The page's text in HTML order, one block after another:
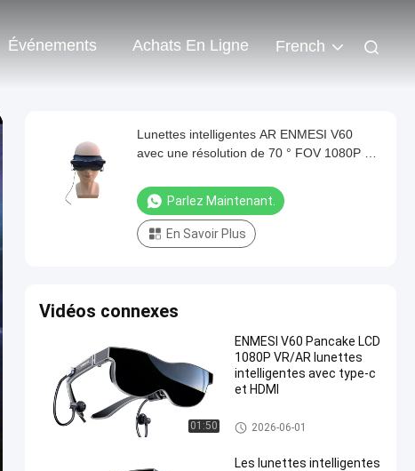
Événements Achats En Ligne French
Lunettes intelligentes AR ENMESI V60
avec une résolution de 70 ° FOV 1080P et
connectivité USB-C
Parlez Maintenant.
En Savoir Plus
Vidéos connexes
01:50
ENMESI V60 Pancake LCD
1080P VR/AR lunettes
intelligentes avec type-c
et HDMI
Verres de VR Smart
2026-06-01
Les lunettes intelligentes